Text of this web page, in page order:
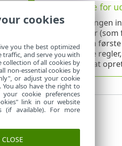
Rækkefølge for
•
Der er ingen
knapper
• Når den
• Jo færre
• Undgå at
cookies
you the best optimized
traffic, and serve you with
collection of all cookies by
non-essential cookies by
or adjust your cookie
also have the right to
cookie preferences
link in our website
available). For more